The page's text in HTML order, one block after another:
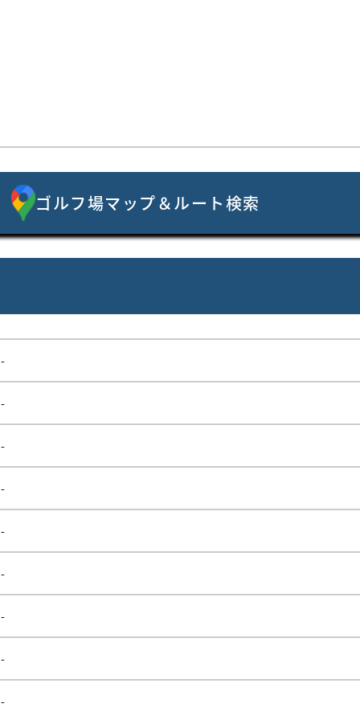
ゴルフ場マップ＆ルート検索
-
-
-
-
-
-
-
-
-